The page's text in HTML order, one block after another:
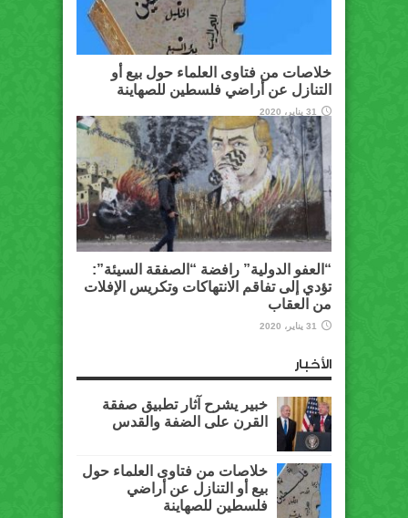
خلاصات من فتاوى العلماء حول بيع أو
التنازل عن أراضي فلسطين للصهاينة
31 يناير، 2020
“العفو الدولية” رافضة “الصفقة السيئة”:
تؤدي إلى تفاقم الانتهاكات وتكريس الإفلات
من العقاب
31 يناير، 2020
الأخبار
خبير يشرح آثار تطبيق صفقة
القرن على الضفة والقدس
خلاصات من فتاوى العلماء حول
بيع أو التنازل عن أراضي
فلسطين للصهاينة